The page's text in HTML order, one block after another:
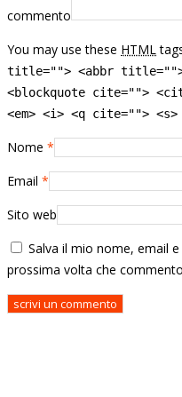
commento
You may use these HTML
title=""> <abbr title="">
<blockquote cite="">
<em> <i> <q cite="">
Nome *
Email *
Sito web
Salva il mio nome, email
prossima volta che